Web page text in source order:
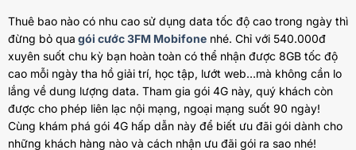
Thuê bao nào có nhu cao sử dụng data tốc độ cao trong ngày thì
đừng bỏ qua gói cước 3FM Mobifone nhé. Chỉ với 540.000đ
xuyên suốt chu kỳ bạn hoàn toàn có thể nhận được 8GB tốc độ
cao mỗi ngày tha hồ giải trí, học tập, lướt web…mà không cần lo
lắng về dung lượng data. Tham gia gói 4G này, quý khách còn
được cho phép liên lạc nội mạng, ngoại mạng suốt 90 ngày!
Cùng khám phá gói 4G hấp dẫn này để biết ưu đãi gói dành cho
những khách hàng nào và cách nhận ưu đãi gói ra sao nhé!